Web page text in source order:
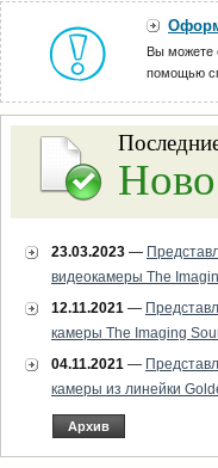
Вы можете
помощью
23.03.2023 —
видеокамеры The
12.11.2021 —
камеры The Imaging
04.11.2021 —
камеры из линейки
Архив